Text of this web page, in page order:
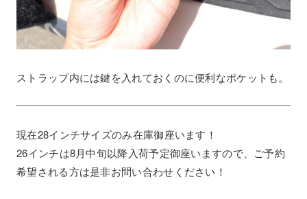
ストラップ内には鍵を入れておくのに便利なポケットも。
現在28インチサイズのみ在庫御座います！
26インチは8月中旬以降入荷予定御座いますので、ご予約
希望される方は是非お問い合わせください！